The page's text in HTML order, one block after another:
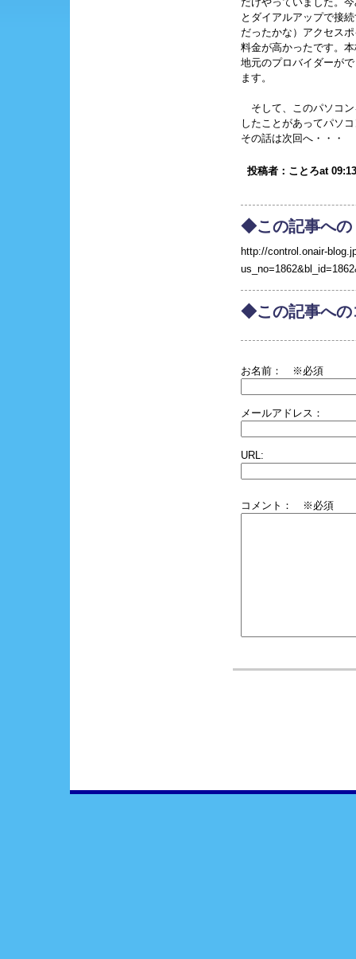
とダイアルアップで接
だったかな）アクセス
料金が高かったです。
地元のプロバイダーが
ます。
そして、このパソコン
したことがあってパソ
その話は次回へ・・・
投稿者：ことろat
◆この記事への
http://control.onair-
◆この記事への
お名前： ※必須
メールアドレス：
URL:
コメント： ※必須